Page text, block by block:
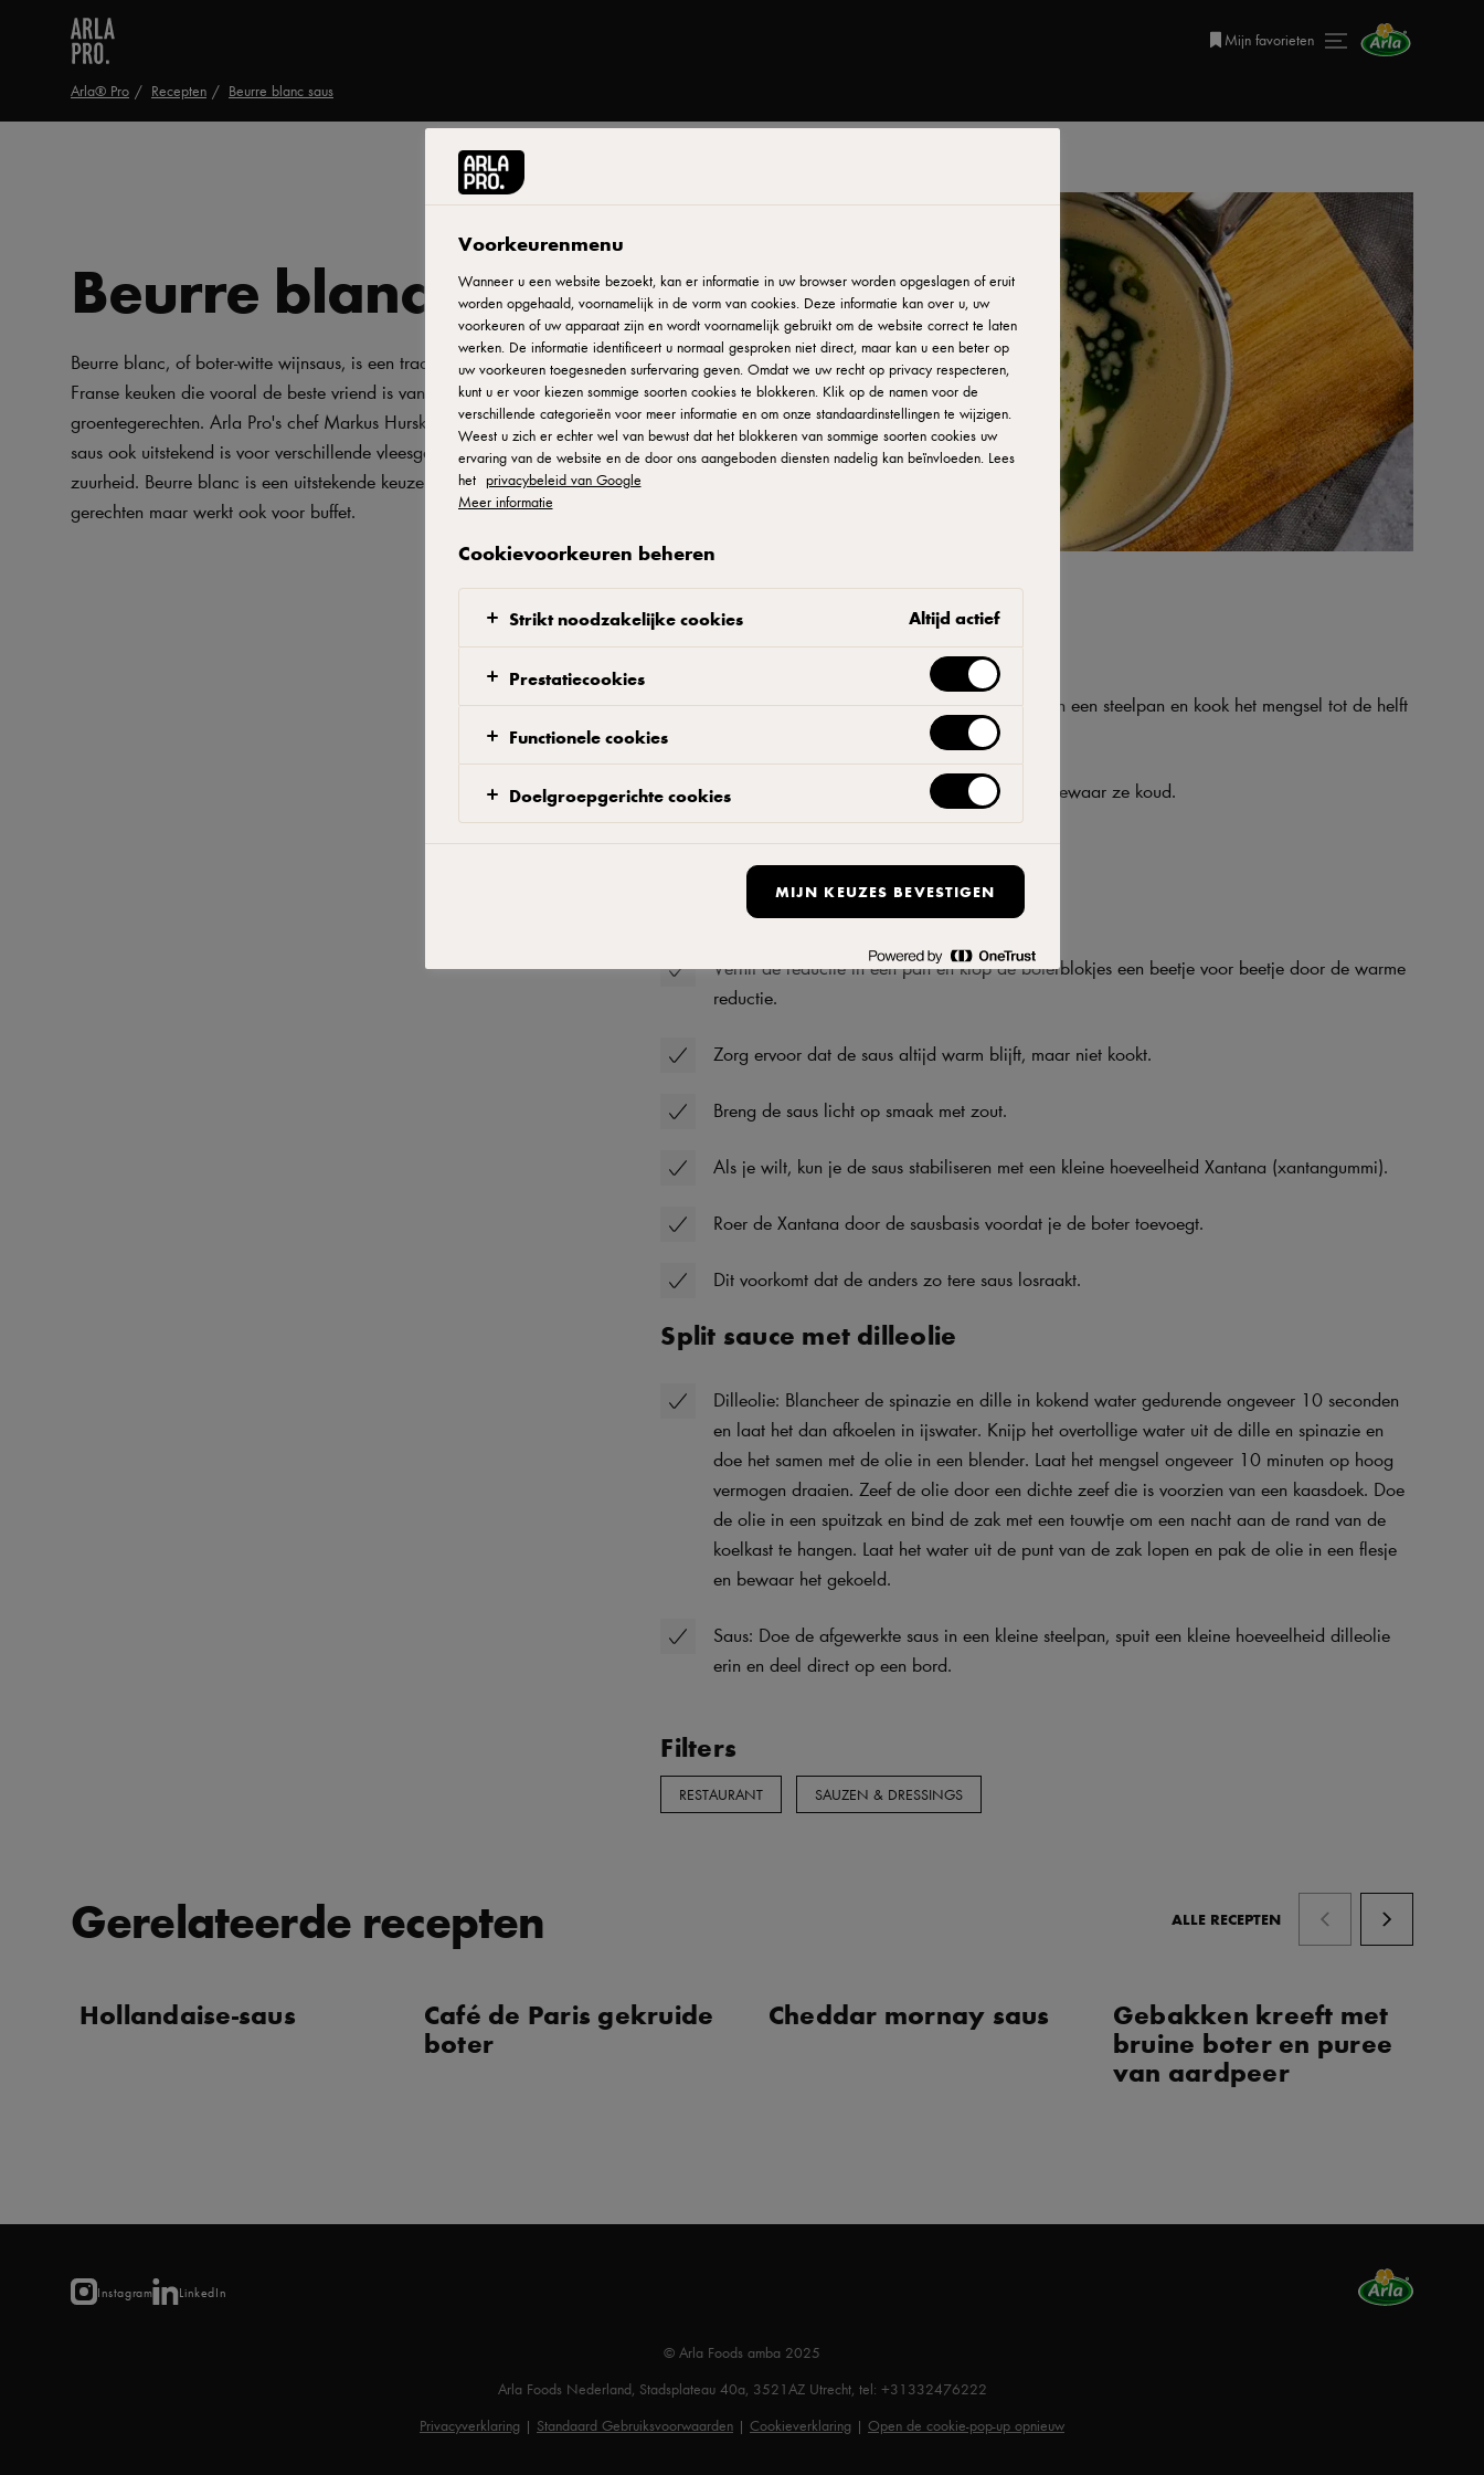
Mijn favorieten
Arla® Pro Recepten Beurre blanc saus
Beurre blanc saus
Beurre blanc, of boter-witte wijnsaus, is een traditionele saus uit de
Franse keuken die vooral de beste vriend is van vele vis- en
groentegerechten. Arla Pro's chef Markus Hurskainen adviseert dat de
saus ook uitstekend is voor verschillende vleesgerechten, met rijkdom en
zuurheid. Beurre blanc is een uitstekende keuze voor à la carte-
gerechten maar werkt ook voor buffet.
Reductie
Doe alle ingrediënten behalve suiker en zout in een steelpan en kook het mengsel tot de helft
Voeg zout en suiker toe, zeef de reductie en bewaar ze koud.
Saus
Snijd de boter in kleine blokjes.
Verhit de reductie in een pan en klop de boterblokjes een beetje voor beetje door de warme
reductie.
Zorg ervoor dat de saus altijd warm blijft, maar niet kookt.
Breng de saus licht op smaak met zout.
Als je wilt, kun je de saus stabiliseren met een kleine hoeveelheid Xantana (xantangummi).
Roer de Xantana door de sausbasis voordat je de boter toevoegt.
Dit voorkomt dat de anders zo tere saus losraakt.
Split sauce met dilleolie
Dilleolie: Blancheer de spinazie en dille in kokend water gedurende ongeveer 10 seconden
en laat het dan afkoelen in ijswater. Knijp het overtollige water uit de dille en spinazie en
doe het samen met de olie in een blender. Laat het mengsel ongeveer 10 minuten op hoog
vermogen draaien. Zeef de olie door een dichte zeef die is voorzien van een kaasdoek. Doe
de olie in een spuitzak en bind de zak met een touwtje om een nacht aan de rand van de
koelkast te hangen. Laat het water uit de punt van de zak lopen en pak de olie in een flesje
en bewaar het gekoeld.
Saus: Doe de afgewerkte saus in een kleine steelpan, spuit een kleine hoeveelheid dilleolie
erin en deel direct op een bord.
Filters
RESTAURANT SAUZEN & DRESSINGS
Gerelateerde recepten ALLE RECEPTEN
Hollandaise-saus
Café de Paris gekruide
boter
Cheddar mornay saus
Gebakken kreeft met
bruine boter en puree
van aardpeer
Instagram LinkedIn
© Arla Foods amba 2025
Arla Foods Nederland, Stadsplateau 40a, 3521AZ Utrecht, tel: +31332476222
Privacyverklaring | Standaard Gebruiksvoorwaarden | Cookieverklaring | Open de cookie-pop-up opnieuw
Voorkeurenmenu
Wanneer u een website bezoekt, kan er informatie in uw browser worden opgeslagen of eruit
worden opgehaald, voornamelijk in de vorm van cookies. Deze informatie kan over u, uw
voorkeuren of uw apparaat zijn en wordt voornamelijk gebruikt om de website correct te laten
werken. De informatie identificeert u normaal gesproken niet direct, maar kan u een beter op
uw voorkeuren toegesneden surfervaring geven. Omdat we uw recht op privacy respecteren,
kunt u er voor kiezen sommige soorten cookies te blokkeren. Klik op de namen voor de
verschillende categorieën voor meer informatie en om onze standaardinstellingen te wijzigen.
Weest u zich er echter wel van bewust dat het blokkeren van sommige soorten cookies uw
ervaring van de website en de door ons aangeboden diensten nadelig kan beïnvloeden. Lees
het privacybeleid van Google
Meer informatie
Cookievoorkeuren beheren
Strikt noodzakelijke cookies Altijd actief
Prestatiecookies
Functionele cookies
Doelgroepgerichte cookies
MIJN KEUZES BEVESTIGEN